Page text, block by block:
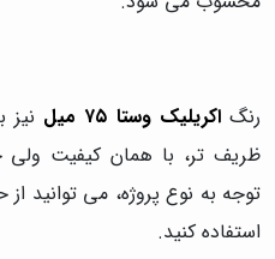
رنگاکریلیک وستا ۷۵ میل
ظریف‌ تر، با همان کیفیت
توجه به نوع پروژه، می‌ توانید
استفاده کنید.